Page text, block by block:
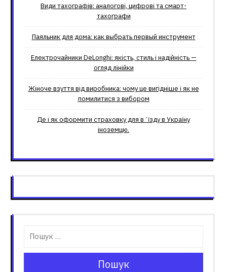
Види тахографів: аналогові, цифрові та смарт-
тахографи
Паяльник для дома: как выбрать первый инструмент
Електрочайники DeLonghi: якість, стиль і надійність —
огляд лінійки
Жіноче взуття від виробника: чому це вигідніше і як не
помилитися з вибором
Де і як оформити страховку для вʼїзду в Україну
іноземцю.
Пошук